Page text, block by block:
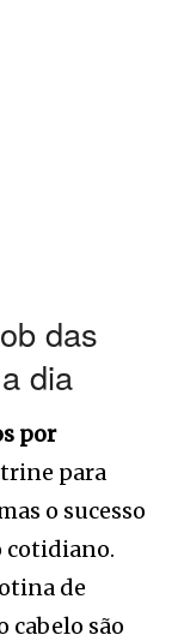
das
dia
por
para
o sucesso
cotidiano.
de
cabelo são